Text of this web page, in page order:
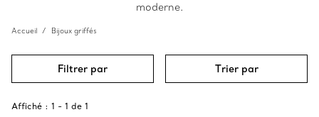
moderne.
Accueil Bijoux griffés
Filtrer par Trier par
Affiché : 1 - 1 de 1